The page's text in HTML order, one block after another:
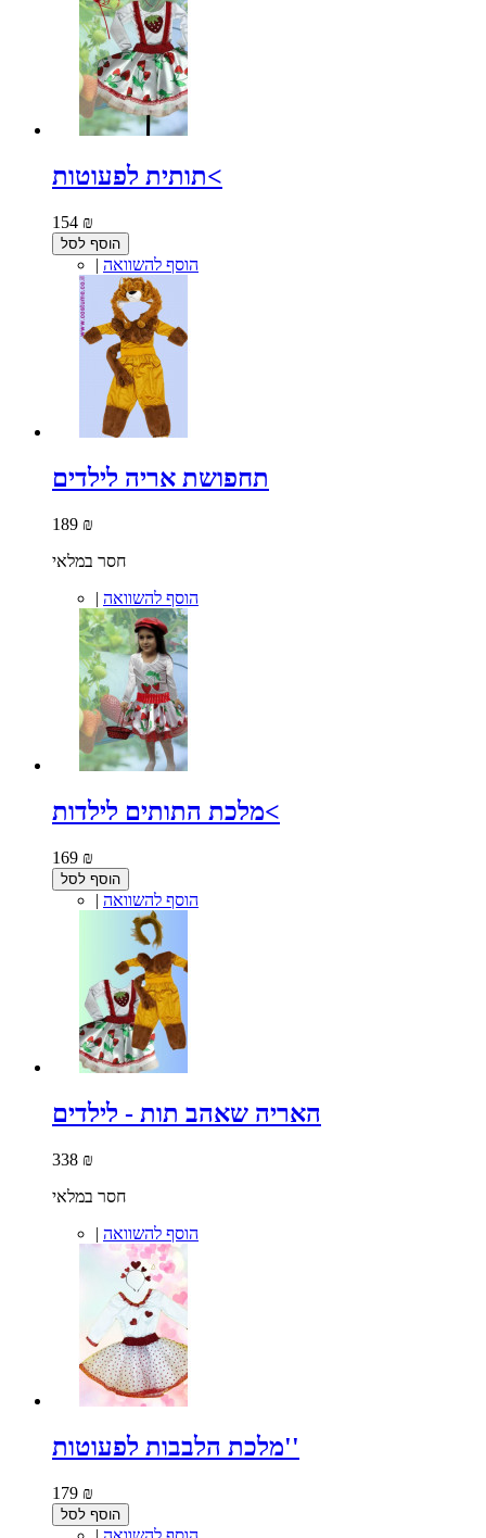
תותית לפעוטות<
154 ₪
הוסף לסל
| הוסף להשוואה
תחפושת אריה לילדים
189 ₪
חסר במלאי
| הוסף להשוואה
מלכת התותים לילדות<
169 ₪
הוסף לסל
| הוסף להשוואה
האריה שאהב תות - לילדים
338 ₪
חסר במלאי
| הוסף להשוואה
מלכת הלבבות לפעוטות''
179 ₪
הוסף לסל